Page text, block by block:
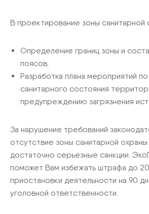
В проектирование зоны санитарной
Определение границ зоны и
поясов;
Разработка плана мероприятий
санитарного состояния
предупреждению загрязнения
За нарушение требований
отсутствие зоны санитарной
достаточно серьезные санкции.
поможет Вам избежать штрафа до
приостановки деятельности на 90
уголовной ответственности.